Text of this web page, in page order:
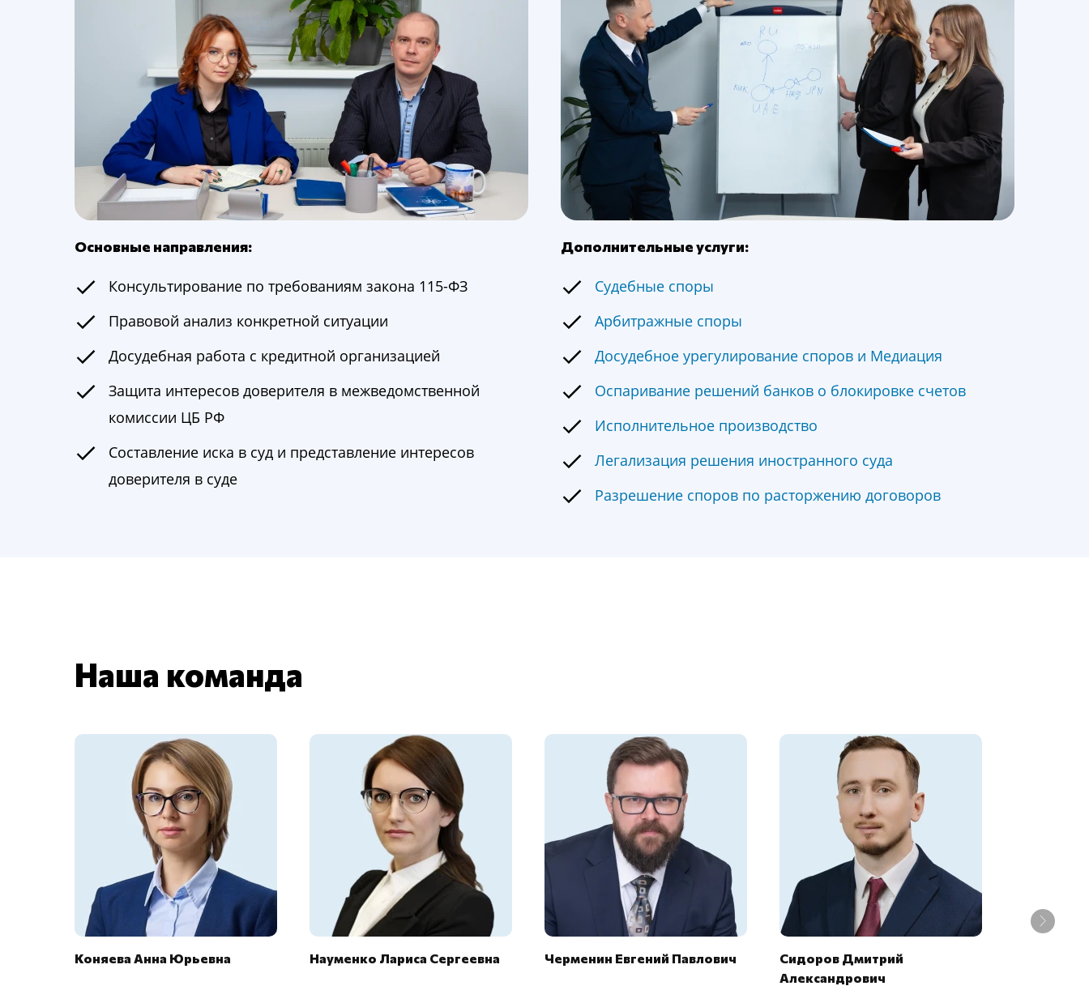
Основные направления:
Консультирование по требованиям закона 115-ФЗ
Правовой анализ конкретной ситуации
Досудебная работа с кредитной организацией
Защита интересов доверителя в межведомственной
комиссии ЦБ РФ
Составление иска в суд и представление интересов
доверителя в суде
Дополнительные услуги:
Судебные споры
Арбитражные споры
Досудебное урегулирование споров и Медиация
Оспаривание решений банков о блокировке счетов
Исполнительное производство
Легализация решения иностранного суда
Разрешение споров по расторжению договоров
Наша команда
Коняева Анна Юрьевна Науменко Лариса Сергеевна Черменин Евгений Павлович
Сидоров Дмитрий
Александрович